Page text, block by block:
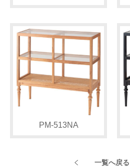
PM-513NA
一覧へ戻る